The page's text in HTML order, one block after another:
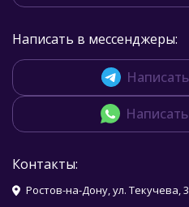
Написать в мессенджеры:
Контакты:
Ростов-на-Дону, ул. Текучева,